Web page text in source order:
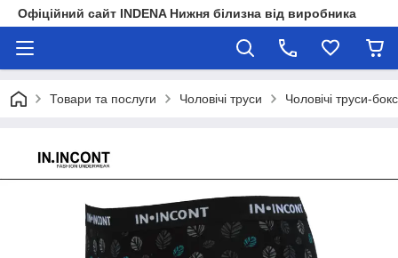
Офіційний сайт INDENA Нижня білизна від виробника
Товари та послуги Чоловічі труси Чоловічі труси-